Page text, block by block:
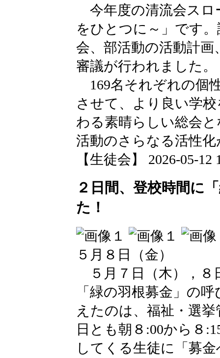
今年度の清流会スロ
をひとつに～」です
会、部活動の活動計
審議が行われました。
169名それぞれの個
させて、より良い学
わる素晴らしい総会
活動のさらなる活性
【生徒会】 2026-05-12
２日間、登校時間に
た！
５月８日（金）
５月７日（木），８
「緑の羽根募金」の
えたのは、福祉・選
日とも朝８:00から８
してくる生徒に「募